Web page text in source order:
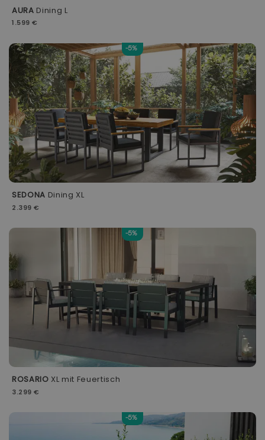
AURA Dining L
1.599 €
-5%
SEDONA Dining XL
2.399 €
-5%
ROSARIO XL mit Feuertisch
3.299 €
-5%